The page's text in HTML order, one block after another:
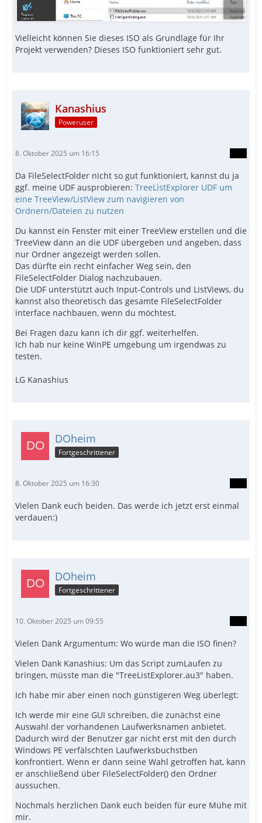
Vielleicht können Sie dieses ISO als Grundlage für Ihr
Projekt verwenden? Dieses ISO funktioniert sehr gut.
Kanashius
Poweruser
8. Oktober 2025 um 16:15
Da FileSelectFolder nicht so gut funktioniert, kannst du ja
ggf. meine UDF ausprobieren: TreeListExplorer UDF um
eine TreeView/ListView zum navigieren von
Ordnern/Dateien zu nutzen
Du kannst ein Fenster mit einer TreeView erstellen und die
TreeView dann an die UDF übergeben und angeben, dass
nur Ordner angezeigt werden sollen.
Das dürfte ein recht einfacher Weg sein, den
FileSelectFolder Dialog nachzubauen.
Die UDF unterstützt auch Input-Controls und ListViews, du
kannst also theoretisch das gesamte FileSelectFolder
interface nachbauen, wenn du möchtest.
Bei Fragen dazu kann ich dir ggf. weiterhelfen.
Ich hab nur keine WinPE umgebung um irgendwas zu
testen.
LG Kanashius
DOheim
Fortgeschrittener
8. Oktober 2025 um 16:30
Vielen Dank euch beiden. Das werde ich jetzt erst einmal
verdauen:)
DOheim
Fortgeschrittener
10. Oktober 2025 um 09:55
Vielen Dank Argumentum: Wo würde man die ISO finen?
Vielen Dank Kanashius: Um das Script zumLaufen zu
bringen, müsste man die "TreeListExplorer.au3" haben.
Ich habe mir aber einen noch günstigeren Weg überlegt:
Ich werde mir eine GUI schreiben, die zunächst eine
Auswahl der vorhandenen Laufwerksnamen anbietet.
Dadurch wird der Benutzer gar nicht erst mit den durch
Windows PE verfälschten Laufwerksbuchstben
konfrontiert. Wenn er dann seine Wahl getroffen hat, kann
er anschließend über FileSelectFolder() den Ordner
aussuchen.
Nochmals herzlichen Dank euch beiden für eure Mühe mit
mir.